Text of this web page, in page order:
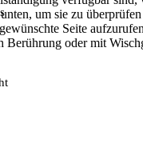
um sie zu
Seite
Berührung oder mit